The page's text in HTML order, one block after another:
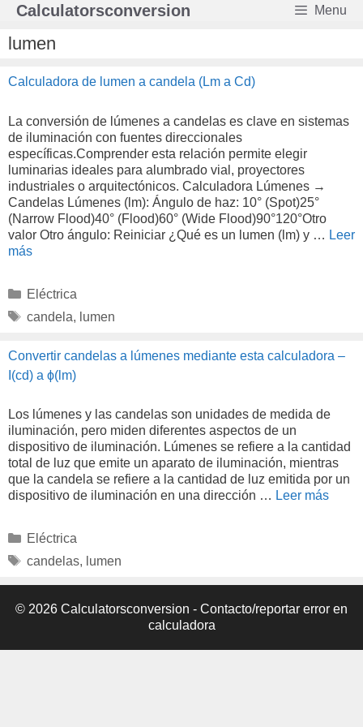
Saltar
contenido
Calculatorsconversion Menu
lumen
Calculadora de lumen a candela (Lm a Cd)
La conversión de lúmenes a candelas es clave en sistemas
de iluminación con fuentes direccionales
específicas.Comprender esta relación permite elegir
luminarias ideales para alumbrado vial, proyectores
industriales o arquitectónicos. Calculadora Lúmenes →
Candelas Lúmenes (lm): Ángulo de haz: 10° (Spot)25°
(Narrow Flood)40° (Flood)60° (Wide Flood)90°120°Otro
valor Otro ángulo: Reiniciar ¿Qué es un lumen (lm) y … Leer
más
Categorías
Eléctrica
Etiquetas
candela, lumen
Convertir candelas a lúmenes mediante esta calculadora –
I(cd) a ϕ(lm)
Los lúmenes y las candelas son unidades de medida de
iluminación, pero miden diferentes aspectos de un
dispositivo de iluminación. Lúmenes se refiere a la cantidad
total de luz que emite un aparato de iluminación, mientras
que la candela se refiere a la cantidad de luz emitida por un
dispositivo de iluminación en una dirección … Leer más
Categorías
Eléctrica
Etiquetas
candelas, lumen
© 2026 Calculatorsconversion - Contacto/reportar error en
calculadora